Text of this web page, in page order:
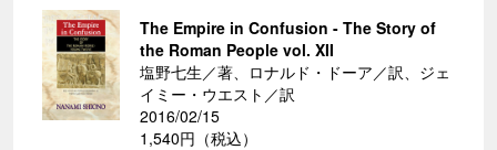
The Empire in Confusion - The Story of
the Roman People vol. XII
塩野七生／著、ロナルド・ドーア／訳、ジェ
イミー・ウエスト／訳
2016/02/15
1,540円（税込）